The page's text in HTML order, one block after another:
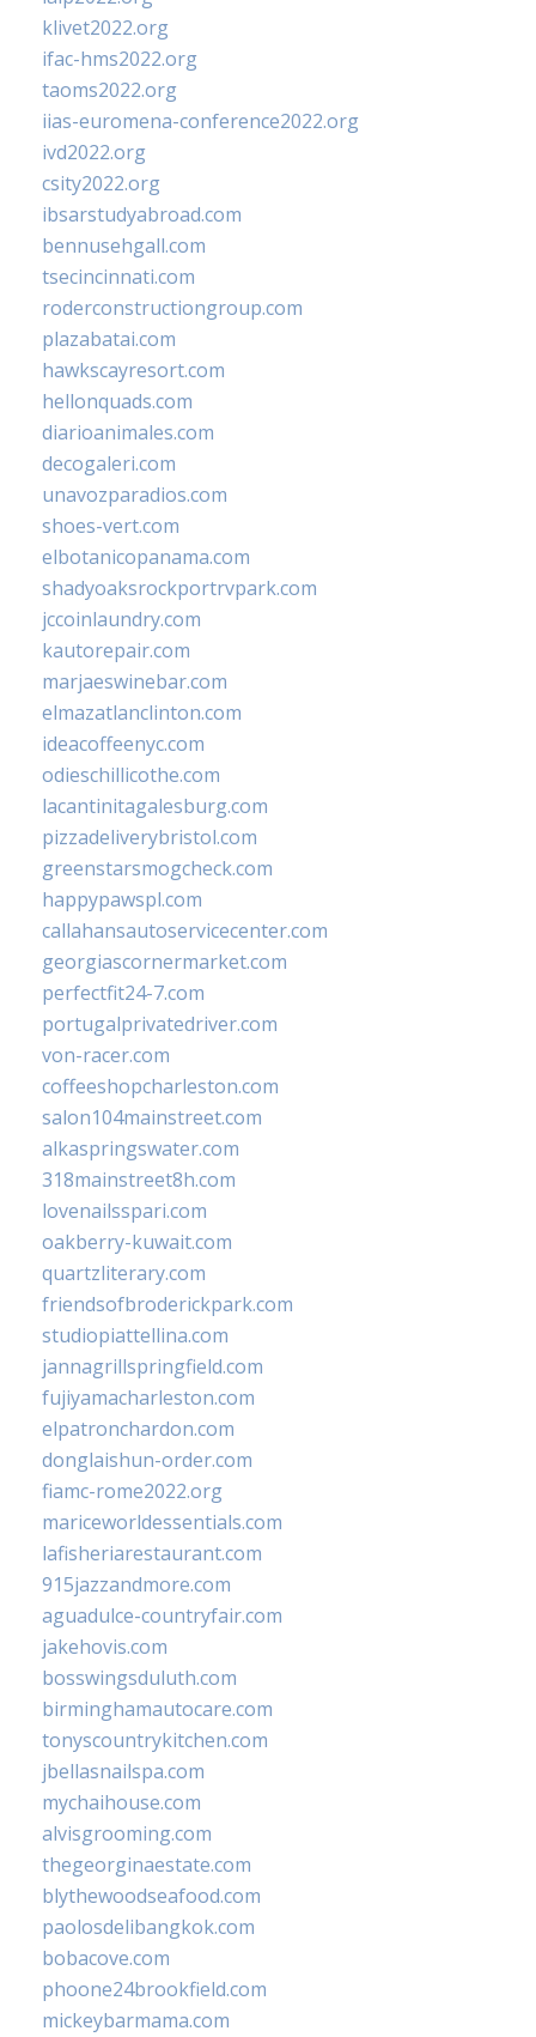
klivet2022.org
ifac-hms2022.org
taoms2022.org
iias-euromena-conference2022.org
ivd2022.org
csity2022.org
ibsarstudyabroad.com
bennusehgall.com
tsecincinnati.com
roderconstructiongroup.com
plazabatai.com
hawkscayresort.com
hellonquads.com
diarioanimales.com
decogaleri.com
unavozparadios.com
shoes-vert.com
elbotanicopanama.com
shadyoaksrockportrvpark.com
jccoinlaundry.com
kautorepair.com
marjaeswinebar.com
elmazatlanclinton.com
ideacoffeenyc.com
odieschillicothe.com
lacantinitagalesburg.com
pizzadeliverybristol.com
greenstarsmogcheck.com
happypawspl.com
callahansautoservicecenter.com
georgiascornermarket.com
perfectfit24-7.com
portugalprivatedriver.com
von-racer.com
coffeeshopcharleston.com
salon104mainstreet.com
alkaspringswater.com
318mainstreet8h.com
lovenailsspari.com
oakberry-kuwait.com
quartzliterary.com
friendsofbroderickpark.com
studiopiattellina.com
jannagrillspringfield.com
fujiyamacharleston.com
elpatronchardon.com
donglaishun-order.com
fiamc-rome2022.org
mariceworldessentials.com
lafisheriarestaurant.com
915jazzandmore.com
aguadulce-countryfair.com
jakehovis.com
bosswingsduluth.com
birminghamautocare.com
tonyscountrykitchen.com
jbellasnailspa.com
mychaihouse.com
alvisgrooming.com
thegeorginaestate.com
blythewoodseafood.com
paolosdelibangkok.com
bobacove.com
phoone24brookfield.com
mickeybarmama.com